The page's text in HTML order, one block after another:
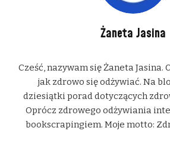
Żaneta Jasina
Cześć, nazywam się Żaneta Jasina.
jak zdrowo się odżywiać. Na
dziesiątki porad dotyczących
Oprócz zdrowego odżywiania
bookscrapingiem. Moje motto: